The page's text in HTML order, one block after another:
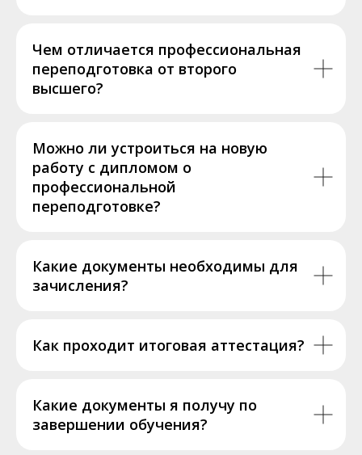
Чем отличается профессиональная
переподготовка от второго
высшего?
Можно ли устроиться на новую
работу с дипломом о
профессиональной
переподготовке?
Какие документы необходимы для
зачисления?
Как проходит итоговая аттестация?
Какие документы я получу по
завершении обучения?